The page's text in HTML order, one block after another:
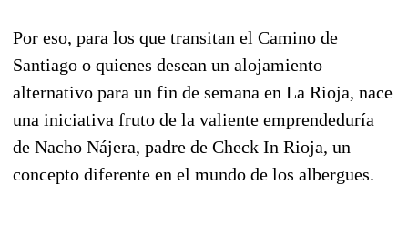
Por eso, para los que transitan el Camino de
Santiago o quienes desean un alojamiento
alternativo para un fin de semana en La Rioja, nace
una iniciativa fruto de la valiente emprendeduría
de Nacho Nájera, padre de Check In Rioja, un
concepto diferente en el mundo de los albergues.